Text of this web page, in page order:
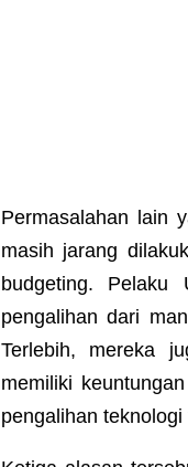
Permasalahan lain
masih jarang
budgeting. Pelaku
pengalihan dari
Terlebih, mereka
memiliki
pengalihan teknologi